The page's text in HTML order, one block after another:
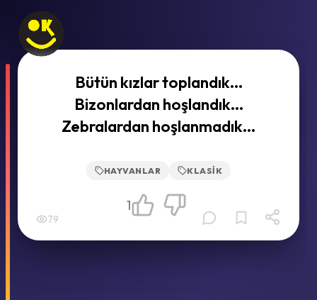
Bütün kızlar toplandık...
Bizonlardan hoşlandık...
Zebralardan hoşlanmadık...
HAYVANLAR KLASIK
79
1